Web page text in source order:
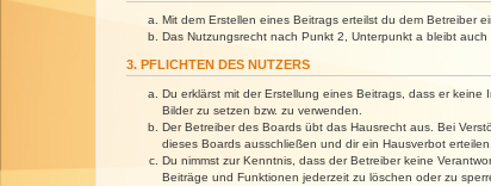
Mit dem Erstellen eines Beitrags erteilst du dem Betreiber
Das Nutzungsrecht nach Punkt 2, Unterpunkt a bleibt
3. PFLICHTEN DES NUTZERS
Du erklärst mit der Erstellung eines Beitrags, dass er
Bilder zu setzen bzw. zu verwenden.
Der Betreiber des Boards übt das Hausrecht aus. Bei
dieses Boards ausschließen und dir ein Hausverbot erteilen.
Du nimmst zur Kenntnis, dass der Betreiber keine
Beiträge und Funktionen jederzeit zu löschen oder zu